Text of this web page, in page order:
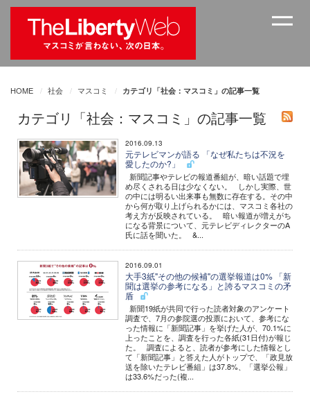
HOME 社会 マスコミ カテゴリ「社会：マスコミ」の記事一覧
カテゴリ「社会：マスコミ」の記事一覧
2016.09.13
元テレビマンが語る 「なぜ私たちは不況を
愛したのか?」
新聞記事やテレビの報道番組が、暗い話題で埋
め尽くされる日は少なくない。 しかし実際、世
の中には明るい出来事も無数に存在する。その中
から何が取り上げられるかには、マスコミ各社の
考え方が反映されている。 暗い報道が増えがち
になる背景について、元テレビディレクターのA
氏に話を聞いた。 &...
2016.09.01
大手3紙"その他の候補"の選挙報道は0% 「新
聞は選挙の参考になる」と誇るマスコミの矛
盾
新聞19紙が共同で行った読者対象のアンケート
調査で、7月の参院選の投票において、参考にな
った情報に「新聞記事」を挙げた人が、70.1%に
上ったことを、調査を行った各紙(31日付)が報じ
た。 調査によると、読者が参考にした情報とし
て「新聞記事」と答えた人がトップで、「政見放
送を除いたテレビ番組」は37.8%、「選挙公報」
は33.6%だった(複...